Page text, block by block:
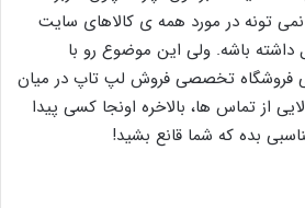
تونه در مورد همه ی کالاهای سایت
باشه. ولی این موضوع رو با
فروشگاه تخصصی فروش لپ تاپ در میان
از تماس ها، بالاخره اونجا کسی پیدا
بده که شما قانع بشید!